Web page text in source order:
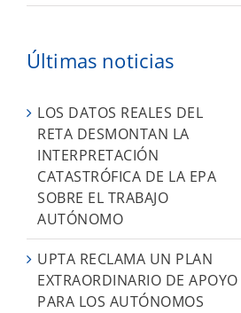
Últimas noticias
LOS DATOS REALES DEL
RETA DESMONTAN LA
INTERPRETACIÓN
CATASTRÓFICA DE LA EPA
SOBRE EL TRABAJO
AUTÓNOMO
UPTA RECLAMA UN PLAN
EXTRAORDINARIO DE APOYO
PARA LOS AUTÓNOMOS